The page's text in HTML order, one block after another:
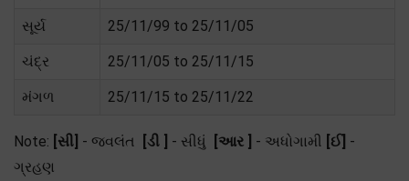
સૂર્ય 25/11/99 to 25/11/05
ચંદ્ર 25/11/05 to 25/11/15
મંગળ 25/11/15 to 25/11/22
Note: [સી] - જ્વલંત [ડી ] - સીધું [આર ] - અધોગામી [ઈ] -
ગ્રહણ